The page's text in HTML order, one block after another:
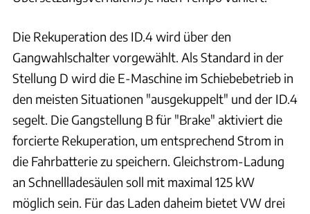
Die Rekuperation des ID.4 wird über den
Gangwahlschalter vorgewählt. Als Standard in der
Stellung D wird die E-Maschine im Schiebebetrieb in
den meisten Situationen "ausgekuppelt" und der ID.4
segelt. Die Gangstellung B für "Brake" aktiviert die
forcierte Rekuperation, um entsprechend Strom in
die Fahrbatterie zu speichern. Gleichstrom-Ladung
an Schnellladesäulen soll mit maximal 125 kW
möglich sein. Für das Laden daheim bietet VW drei